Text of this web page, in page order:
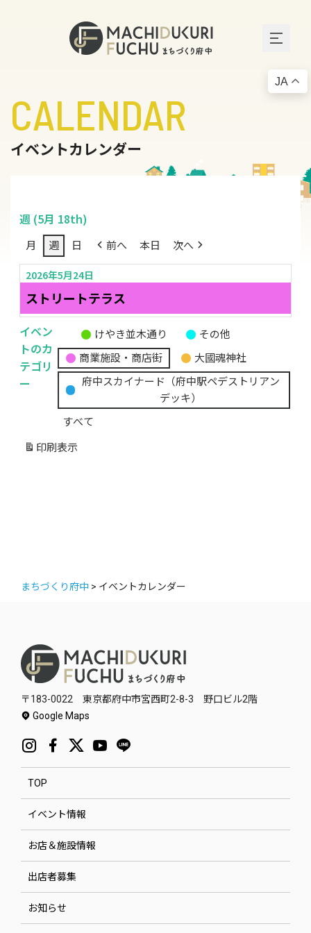
CALENDAR
イベントカレンダー
週 (5月 18th)
月 週 日 前へ 本日 次へ
2026年5月24日
ストリートテラス
イベン
トのカ
テゴリ
ー
題
の
カ
テ
ゴ
リ
けやき並木通り
その他
商業施設・商店街
大國魂神社
府中スカイナード（府中駅ペデストリアン
デッキ）
すべて
印刷 表示
まちづくり府中 > イベントカレンダー
〒183-0022 東京都府中市宮西町2-8-3 野口ビル2階
Google Maps
TOP
イベント情報
お店＆施設情報
出店者募集
お知らせ
JA